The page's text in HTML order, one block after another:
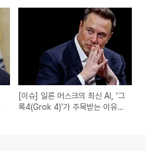
[이슈] 일론 머스크의 최신 AI, ‘그
록4(Grok 4)’가 주목받는 이유